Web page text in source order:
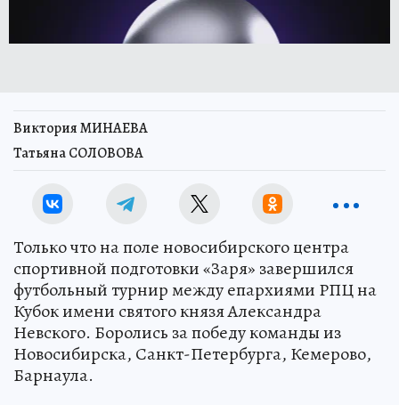
Виктория МИНАЕВА
Татьяна СОЛОВОВА
Только что на поле новосибирского центра
спортивной подготовки «Заря» завершился
футбольный турнир между епархиями РПЦ на
Кубок имени святого князя Александра
Невского. Боролись за победу команды из
Новосибирска, Санкт-Петербурга, Кемерово,
Барнаула.